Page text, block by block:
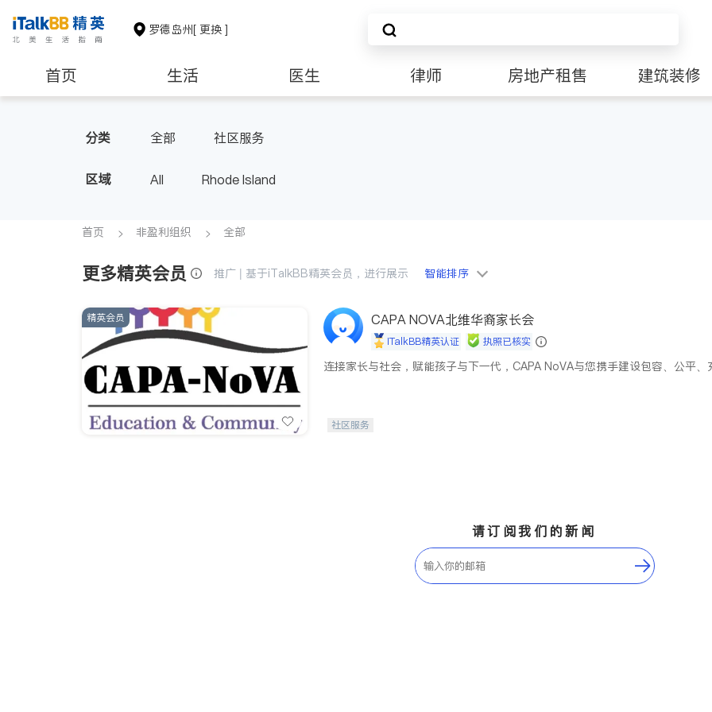
罗德岛州[ 更换 ]
首页 生活 医生 律师 房地产租售 建筑装修
分类 全部 社区服务
区域 All Rhode Island
首页 非盈利组织 全部
更多精英会员 推广 | 基于iTalkBB精英会员，进行展示 智能排序
精英会员 CAPA NOVA北维华裔家长会
iTalkBB精英认证 执照已核实
连接家长与社会，赋能孩子与下一代，CAPA NoVA与您携手建设包容、公平、
社区服务
请订阅我们的新闻